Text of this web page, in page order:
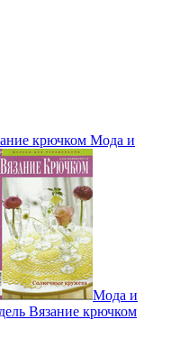
крючком Мода и
Мода и
Вязание крючком